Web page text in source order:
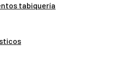
tabiquería